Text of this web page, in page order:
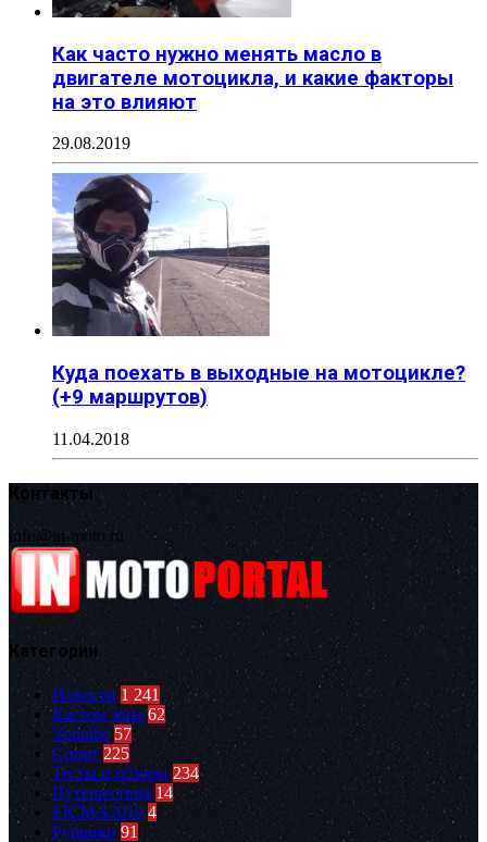
Как часто нужно менять масло в
двигателе мотоцикла, и какие факторы
на это влияют
29.08.2019
Куда поехать в выходные на мотоцикле?
(+9 маршрутов)
11.04.2018
Контакты
info@in-moto.ru
Категории
Новости 1 241
Кастом зона 62
Youtube 57
Спорт 225
Тесты и обзоры 234
Путешествия 14
EICMA2019 4
Рубрики 91